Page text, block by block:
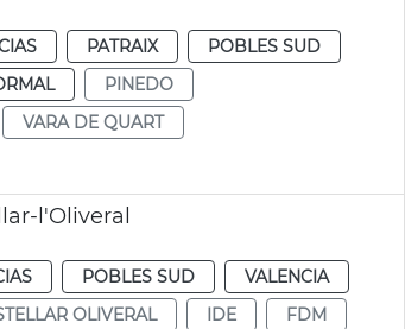
PATRAIX
POBLES SUD
PINEDO
VARA DE QUART
l'Oliveral
POBLES SUD
VALENCIA
OLIVERAL IDE
FDM